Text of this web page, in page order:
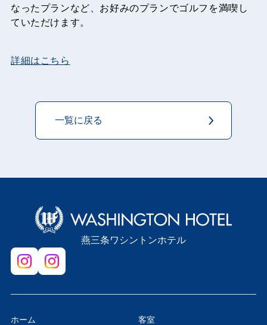
なったプランなど、お好みのプランでゴルフを満喫し
ていただけます。
詳細はこちら
一覧に戻る
燕三条ワシントンホテル
ホーム
客室